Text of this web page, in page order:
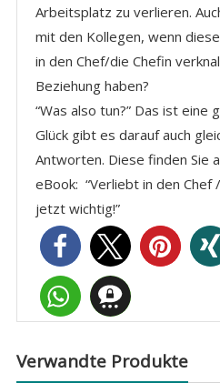
Arbeitsplatz zu verlieren.
mit den Kollegen, wenn
in den Chef/die Chefin
Beziehung haben?
“Was also tun?” Das ist eine
Glück gibt es darauf auch
Antworten. Diese finden Sie
eBook: “Verliebt in den Chef
jetzt wichtig!”
Verwandte Produkte